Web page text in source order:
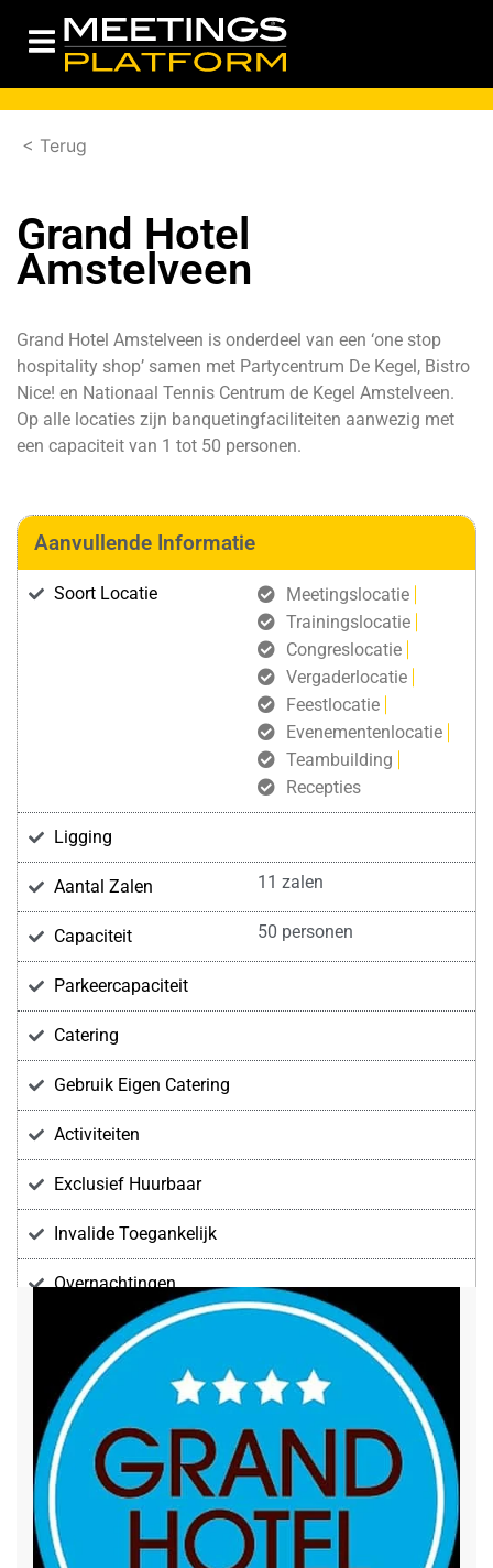
< Terug
Grand Hotel
Amstelveen
Grand Hotel Amstelveen is onderdeel van een ‘one stop
hospitality shop’ samen met Partycentrum De Kegel, Bistro
Nice! en Nationaal Tennis Centrum de Kegel Amstelveen.
Op alle locaties zijn banquetingfaciliteiten aanwezig met
een capaciteit van 1 tot 50 personen.
Aanvullende Informatie
Soort Locatie
Meetingslocatie
Trainingslocatie
Congreslocatie
Vergaderlocatie
Feestlocatie
Evenementenlocatie
Teambuilding
Recepties
Ligging
Aantal Zalen 11 zalen
Capaciteit 50 personen
Parkeercapaciteit
Catering
Gebruik Eigen Catering
Activiteiten
Exclusief Huurbaar
Invalide Toegankelijk
Overnachtingen
Voorzieningen